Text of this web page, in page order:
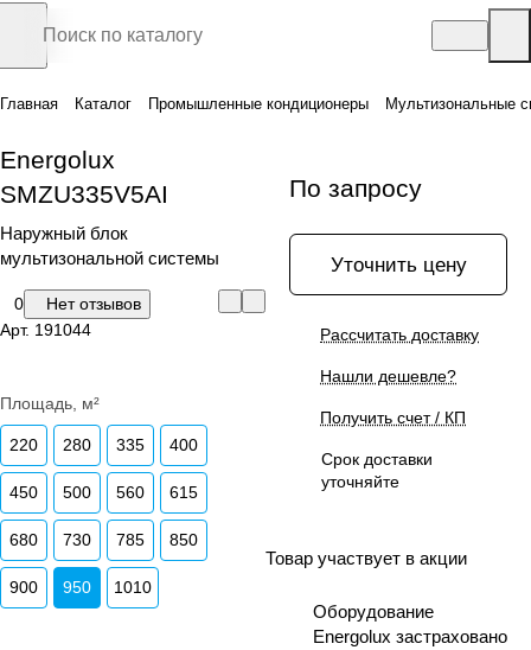
Главная Каталог Промышленные кондиционеры Мультизональные
Energolux
SMZU335V5AI
Наружный блок
мультизональной системы
0
Нет отзывов
Арт. 191044
Площадь, м²
220 280 335 400
450 500 560 615
680 730 785 850
900 950 1010
По запросу
Уточнить цену
Рассчитать доставку
Нашли дешевле?
Получить счет / КП
Срок доставки
уточняйте
Товар участвует в акции
Оборудование
Energolux застраховано